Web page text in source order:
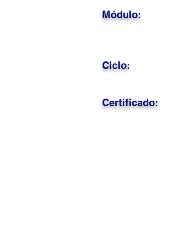
Módulo:
Ciclo:
Certificado: